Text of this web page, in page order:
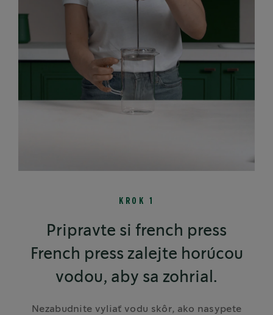
KROK 1
Pripravte si french press
French press zalejte horúcou
vodou, aby sa zohrial.
Nezabudnite vyliať vodu skôr, ako nasypete